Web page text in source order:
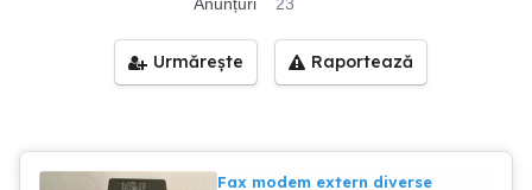
Urmărește Raportează
Fax modem extern diverse